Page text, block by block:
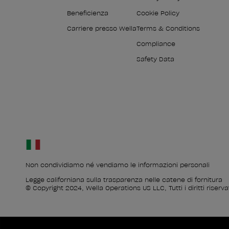
Beneficienza
Carriere presso Wella
Cookie Policy
Terms & Conditions
Compliance
Safety Data
Non condividiamo né vendiamo le informazioni personali
Legge californiana sulla trasparenza nelle catene di fornitura
© Copyright 2024, Wella Operations US LLC, Tutti i diritti